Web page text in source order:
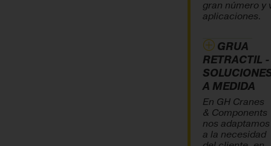
gran número y
aplicaciones.
GRUA
RETRACTIL -
A MEDIDA
En GH Cranes
& Components
nos adaptamos
a la necesidad